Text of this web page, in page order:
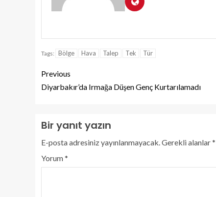
Tags: Bölge Hava Talep Tek Tür
Previous
Diyarbakır’da Irmağa Düşen Genç Kurtarılamadı
Bir yanıt yazın
E-posta adresiniz yayınlanmayacak. Gerekli alanlar*
Yorum*